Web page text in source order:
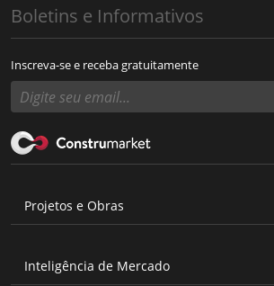
Boletins e Informativos
Inscreva-se e receba gratuitamente
Projetos e Obras
Inteligência de Mercado